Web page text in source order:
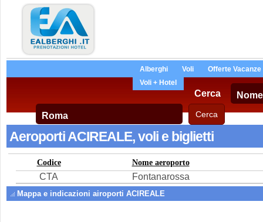
Alberghi Voli
Offerte Vacanze
Voli + Hotel
Cerca
Aeroporti ACIREALE, voli e biglietti
Codice Nome aeroporto
CTA Fontanarossa
Mappa e indicazioni airoporti ACIREALE